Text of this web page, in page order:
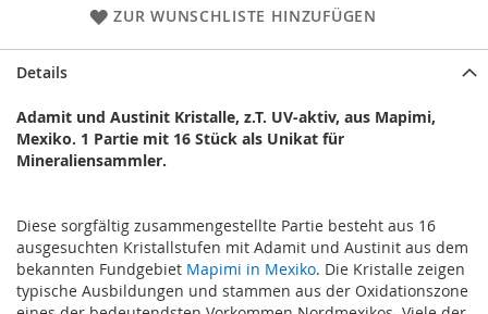
ZUR WUNSCHLISTE HINZUFÜGEN
Details
Adamit und Austinit Kristalle, z.T. UV-aktiv, aus Mapimi,
Mexiko. 1 Partie mit 16 Stück als Unikat für
Mineraliensammler.
Diese sorgfältig zusammengestellte Partie besteht aus 16
ausgesuchten Kristallstufen mit Adamit und Austinit aus dem
bekannten Fundgebiet Mapimi in Mexiko. Die Kristalle zeigen
typische Ausbildungen und stammen aus der Oxidationszone